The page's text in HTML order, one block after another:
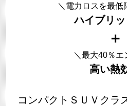
＼電力ロスを最低
ハイブリ
＋
＼最大40％エ
高い熱
コンパクトＳＵＶクラ